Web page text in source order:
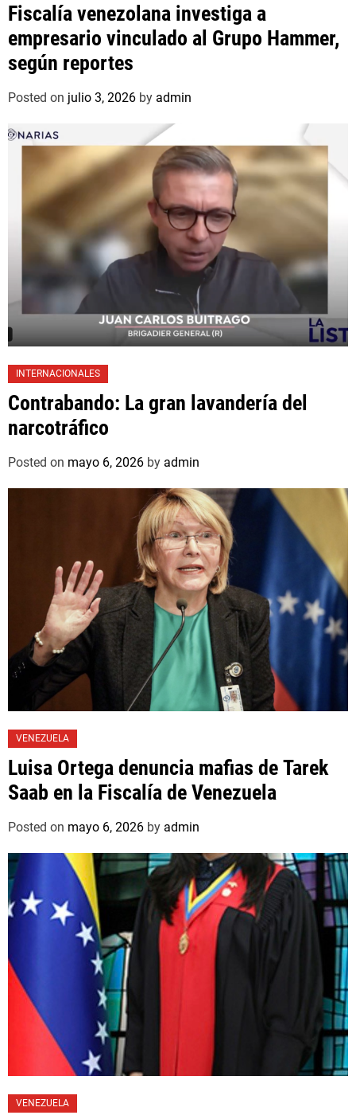
Fiscalía venezolana investiga a
empresario vinculado al Grupo Hammer,
según reportes
Posted on julio 3, 2026 by admin
INTERNACIONALES
Contrabando: La gran lavandería del
narcotráfico
Posted on mayo 6, 2026 by admin
VENEZUELA
Luisa Ortega denuncia mafias de Tarek
Saab en la Fiscalía de Venezuela
Posted on mayo 6, 2026 by admin
VENEZUELA